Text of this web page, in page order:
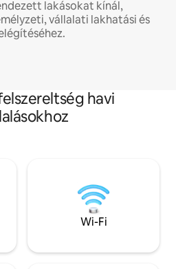
lakásokat kínál,
vállalati lakhatási és
havi
Wi-Fi